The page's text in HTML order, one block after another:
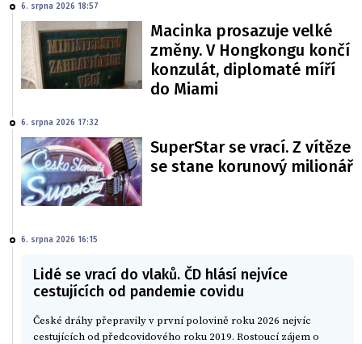
6. srpna 2026 18:57
Macinka prosazuje velké
změny. V Hongkongu končí
konzulát, diplomaté míří
do Miami
6. srpna 2026 17:32
SuperStar se vrací. Z vítěze
se stane korunový milionář
6. srpna 2026 16:15
Lidé se vrací do vlaků. ČD hlásí nejvíce
cestujících od pandemie covidu
České dráhy přepravily v první polovině roku 2026 nejvíc
cestujících od předcovidového roku 2019. Rostoucí zájem o